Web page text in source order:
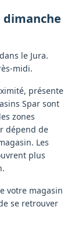
dimanche
le Jura.
midi.
présente
Spar sont
zones
dépend de
Les
plus
votre magasin
se retrouver